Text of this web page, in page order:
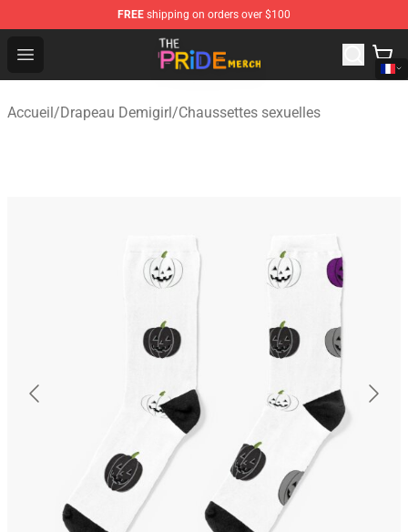
FREE shipping on orders over $100
Open menu
The Pride Shop - Official The Pride Merchandise Store
Accueil/Drapeau Demigirl/Chaussettes sexuelles